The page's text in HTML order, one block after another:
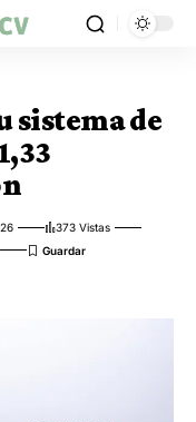
sistema de
373 Vistas